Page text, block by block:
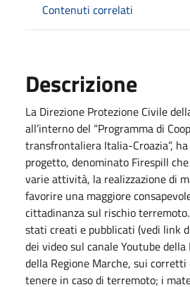
Contenuti correlati
Descrizione
La Direzione Protezione Civile
all’interno del “Programma di
transfrontaliera Italia-Croazia”,
progetto, denominato Firespill
varie attività, la realizzazione di
favorire una maggiore
cittadinanza sul rischio
stati creati e pubblicati (vedi link
dei video sul canale Youtube
della Regione Marche, sui
tenere in caso di terremoto; i